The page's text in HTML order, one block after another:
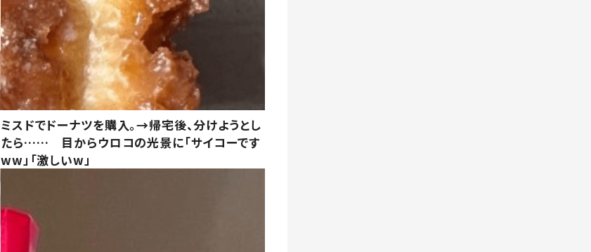
ミスドでドーナツを購入。→帰宅後、分けようとし
たら…… 目からウロコの光景に「サイコーです
ww」「激しいw」